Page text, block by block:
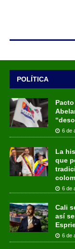
POLÍTICA
6 de
La
que
6 de
Cali
así
6 de